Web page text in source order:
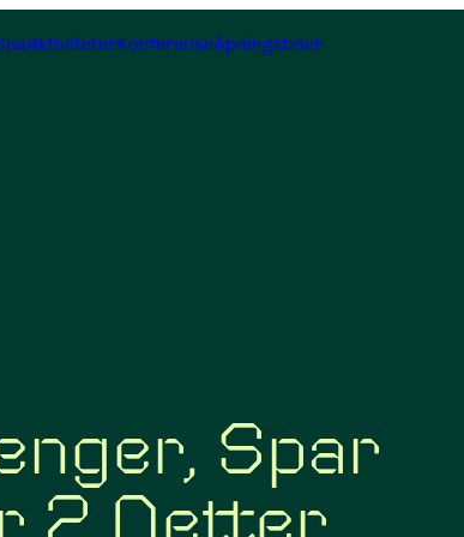
AktiviteterKonferanseÅpningstider
Spar